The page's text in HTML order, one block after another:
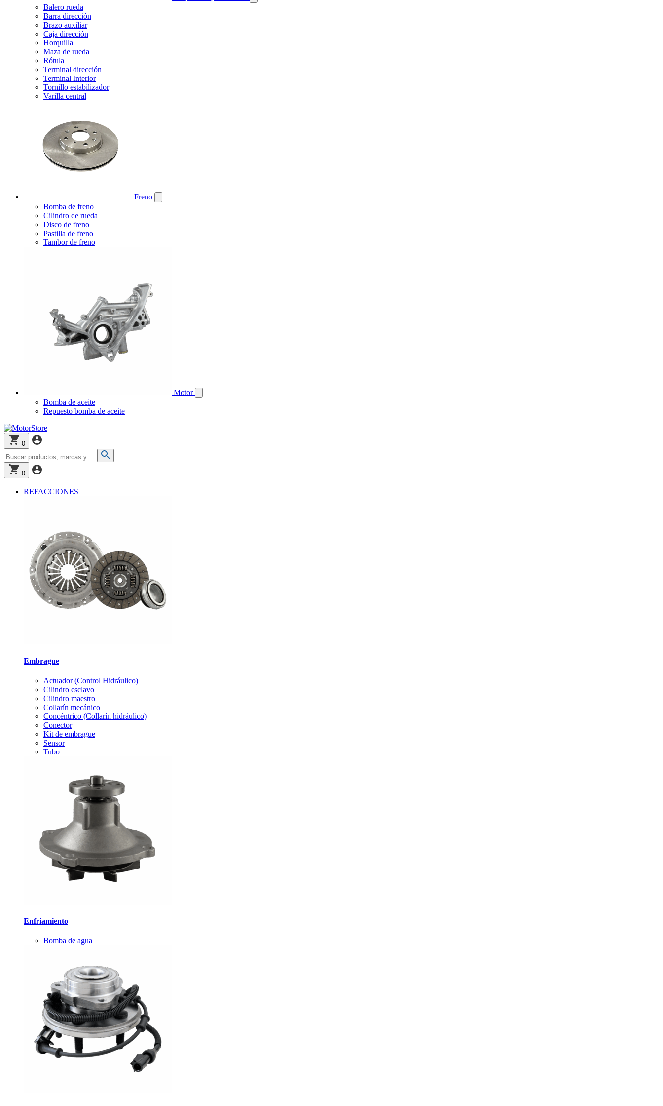
Balero rueda
Barra dirección
Brazo auxiliar
Caja dirección
Horquilla
Maza de rueda
Rótula
Terminal dirección
Terminal Interior
Tornillo estabilizador
Varilla central
Freno
Bomba de freno
Cilindro de rueda
Disco de freno
Pastilla de freno
Tambor de freno
Motor
Bomba de aceite
Repuesto bomba de aceite
0
0
REFACCIONES
Embrague
Actuador (Control Hidráulico)
Cilindro esclavo
Cilindro maestro
Collarín mecánico
Concéntrico (Collarín hidráulico)
Conector
Kit de embrague
Sensor
Tubo
Enfriamiento
Bomba de agua